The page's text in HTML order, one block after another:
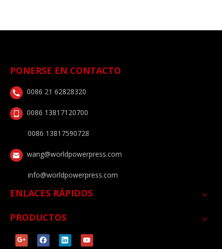
PONERSE EN CONTACTO
0086 21 62828320
0086 13817120700
0086 13817590728
wang@worldpowerpress.com
info@worldpowerpress.com
ENLACES RÁPIDOS
PRODUCTOS